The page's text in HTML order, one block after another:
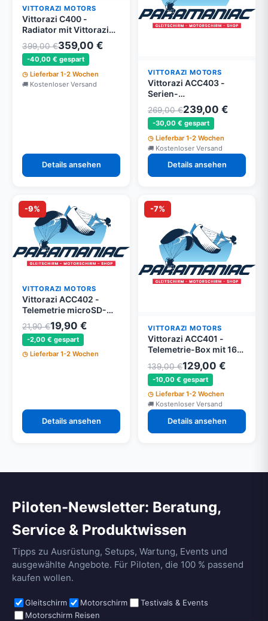
VITTORAZI MOTORS
Vittorazi C400 -
Radiator mit Vittorazi
logo engraving und
Befestigung Set
399,00 €359,00 €
-40,00 € gespart
Lieferbar 1-2 Wochen
Kostenloser Versand
Details ansehen
VITTORAZI MOTORS
Vittorazi ACC403 -
Serien-
Verbindungsmodul für
EFI-Batterien - Moster
185 EFI
269,00 €239,00 €
-30,00 € gespart
Lieferbar 1-2 Wochen
Kostenloser Versand
Details ansehen
-9%
VITTORAZI MOTORS
Vittorazi ACC402 -
Telemetrie microSD-
Karten 16 GB - 2 Stück -
Moster 185 EFI
21,90 €19,90 €
-2,00 € gespart
Lieferbar 1-2 Wochen
Details ansehen
-7%
VITTORAZI MOTORS
Vittorazi ACC401 -
Telemetrie-Box mit 16
GB microSD - Moster
185 EFI
139,00 €129,00 €
-10,00 € gespart
Lieferbar 1-2 Wochen
Kostenloser Versand
Details ansehen
Piloten-Newsletter: Beratung,
Service & Produktwissen
Tipps zu Ausrüstung, Setups, Wartung, Events und
ausgewählte Angebote. Für Piloten, die 100 % passend
kaufen wollen.
Gleitschirm Motorschirm
Testivals & Events
Motorschirm Reisen